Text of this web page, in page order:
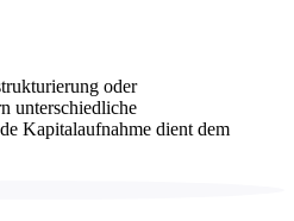
oder
unterschiedliche
Kapitalaufnahme dient dem